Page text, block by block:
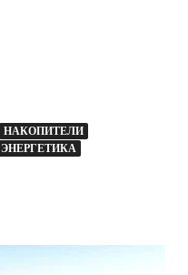
НАКОПИТЕЛИ
ЭНЕРГЕТИКА